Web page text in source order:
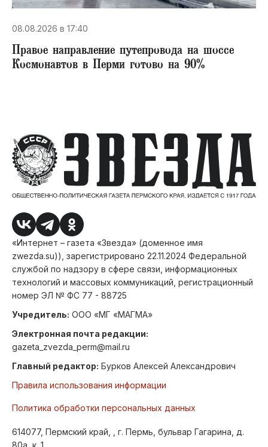
08.08.2026 в 17:40
Правое направление путепровода на шоссе
Космонавтов в Перми готово на 90%
«Интернет – газета «Звезда» (доменное имя
zwezda.su)), зарегистрировано 22.11.2024 Федеральной
службой по надзору в сфере связи, информационных
технологий и массовых коммуникаций, регистрационный
номер ЭЛ № ФС 77 - 88725
Учредитель: ООО «МГ «МАГМА»
Электронная почта редакции:
gazeta_zvezda_perm@mail.ru
Главный редактор: Бурков Алексей Александрович
Правила использования информации
Политика обработки персональных данных
614077, Пермский край, , г. Пермь, бульвар Гагарина, д.